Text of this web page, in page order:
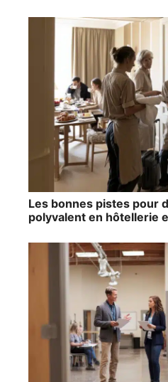
Les bonnes pistes pour
polyvalent en hôtellerie